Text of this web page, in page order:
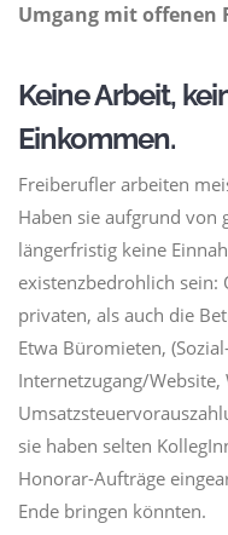
Umgang mit offenen
Keine Arbeit,
Einkommen.
Freiberufler arbeiten
Haben sie aufgrund von
längerfristig keine
existenzbedrohlich
privaten, als auch die
Etwa Büromieten,
Internetzugang/Website,
sie haben selten
Honorar-Aufträge
Ende bringen könnten.